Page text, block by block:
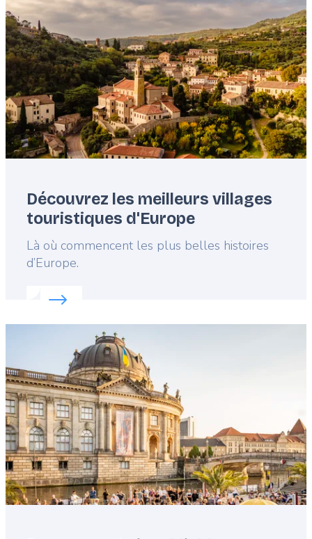
Découvrez les meilleurs villages
touristiques d'Europe
Lead
Là où commencent les plus belles histoires
d’Europe.
Read more about: